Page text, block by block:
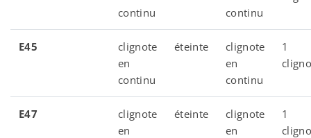
continu
continu
E45
clignote
en
continu
éteinte
clignote
en
continu
1
E47
clignote
en
éteinte
clignote
en
1